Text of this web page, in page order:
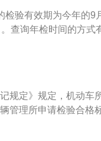
续行驶；无故不参加
；符合报废条件或使
，予以报废。
验有效期为今年的9
查询年检时间的方式
上面有机动车的注册
不合格车辆，应限期
续行驶；无故不参加
；符合报废条件或使
，予以报废。
规定》规定，机动车
管理所申请检验合格
款并记3分的处罚。更